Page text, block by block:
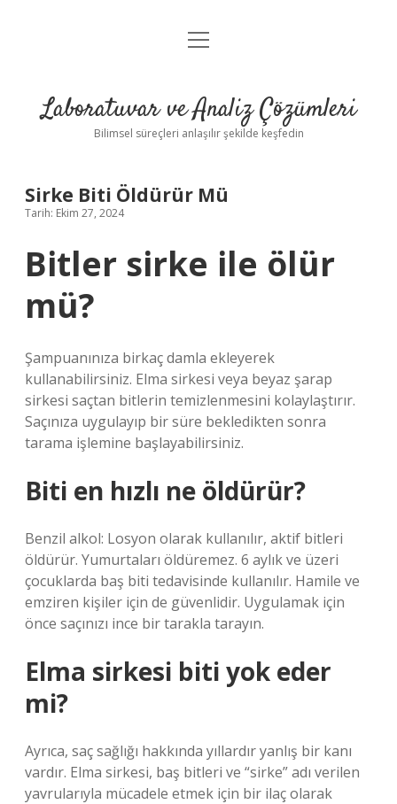
Anasayfa
Yasal Uyarı
menüyü
Laboratuvar ve Analiz Çözümleri
Bilimsel süreçleri anlaşılır şekilde keşfedin
Sirke Biti Öldürür Mü
Tarih: Ekim 27, 2024
Bitler sirke ile ölür
mü?
Şampuanınıza birkaç damla ekleyerek
kullanabilirsiniz. Elma sirkesi veya beyaz şarap
sirkesi saçtan bitlerin temizlenmesini kolaylaştırır.
Saçınıza uygulayıp bir süre bekledikten sonra
tarama işlemine başlayabilirsiniz.
Biti en hızlı ne öldürür?
Benzil alkol: Losyon olarak kullanılır, aktif bitleri
öldürür. Yumurtaları öldüremez. 6 aylık ve üzeri
çocuklarda baş biti tedavisinde kullanılır. Hamile ve
emziren kişiler için de güvenlidir. Uygulamak için
önce saçınızı ince bir tarakla tarayın.
Elma sirkesi biti yok eder
mi?
Ayrıca, saç sağlığı hakkında yıllardır yanlış bir kanı
vardır. Elma sirkesi, baş bitleri ve “sirke” adı verilen
yavrularıyla mücadele etmek için bir ilaç olarak